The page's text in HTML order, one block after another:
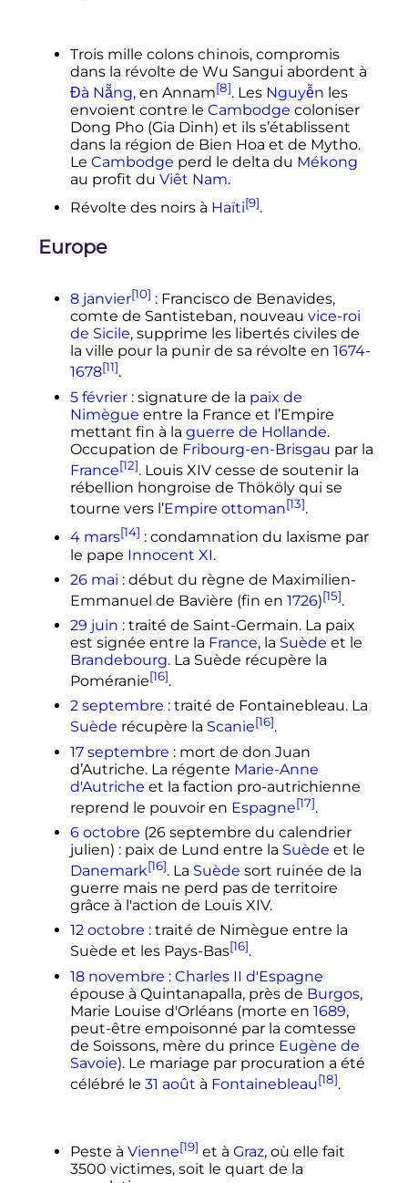
Trois mille colons chinois, compromis
dans la révolte de Wu Sangui abordent à
Đà Nẵng, en Annam[8]. Les Nguyễn les
envoient contre le Cambodge coloniser
Dong Pho (Gia Dinh) et ils s’établissent
dans la région de Bien Hoa et de Mytho.
Le Cambodge perd le delta du Mékong
au profit du Viêt Nam.
Révolte des noirs à Haïti[9].
Europe
8 janvier[10] : Francisco de Benavides,
comte de Santisteban, nouveau vice-roi
de Sicile, supprime les libertés civiles de
la ville pour la punir de sa révolte en 1674-
1678[11].
5 février : signature de la paix de
Nimègue entre la France et l’Empire
mettant fin à la guerre de Hollande.
Occupation de Fribourg-en-Brisgau par la
France[12]. Louis XIV cesse de soutenir la
rébellion hongroise de Thököly qui se
tourne vers l’Empire ottoman[13].
4 mars[14] : condamnation du laxisme par
le pape Innocent XI.
26 mai : début du règne de Maximilien-
Emmanuel de Bavière (fin en 1726)[15].
29 juin : traité de Saint-Germain. La paix
est signée entre la France, la Suède et le
Brandebourg. La Suède récupère la
Poméranie[16].
2 septembre : traité de Fontainebleau. La
Suède récupère la Scanie[16].
17 septembre : mort de don Juan
d’Autriche. La régente Marie-Anne
d'Autriche et la faction pro-autrichienne
reprend le pouvoir en Espagne[17].
6 octobre (26 septembre du calendrier
julien) : paix de Lund entre la Suède et le
Danemark[16]. La Suède sort ruinée de la
guerre mais ne perd pas de territoire
grâce à l'action de Louis XIV.
12 octobre : traité de Nimègue entre la
Suède et les Pays-Bas[16].
18 novembre : Charles II d'Espagne
épouse à Quintanapalla, près de Burgos,
Marie Louise d'Orléans (morte en 1689,
peut-être empoisonné par la comtesse
de Soissons, mère du prince Eugène de
Savoie). Le mariage par procuration a été
célébré le 31 août à Fontainebleau[18].
Peste à Vienne[19] et à Graz, où elle fait
3500 victimes, soit le quart de la